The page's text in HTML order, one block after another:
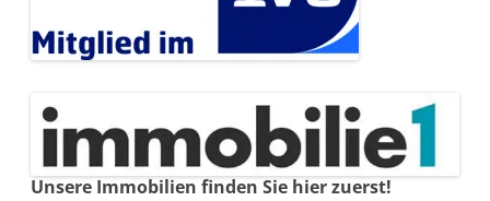
Unsere Immobilien finden Sie hier zuerst!